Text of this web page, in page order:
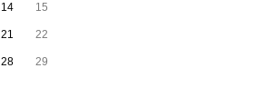
14 15
21 22
28 29